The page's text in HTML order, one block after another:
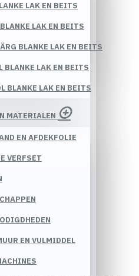
LAK EN BEITS
LAK EN BEITS
BLANKE LAK EN BEITS
BLANKE LAK EN BEITS
BLANKE LAK EN BEITS
MATERIALEN
EN AFDEKFOLIE
VERFSET
EN VULMIDDEL